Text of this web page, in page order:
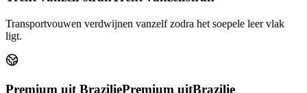
Transportvouwen verdwijnen vanzelf zodra het soepele leer vlak
ligt.
Premium uit BraziliePremium uitBrazilie